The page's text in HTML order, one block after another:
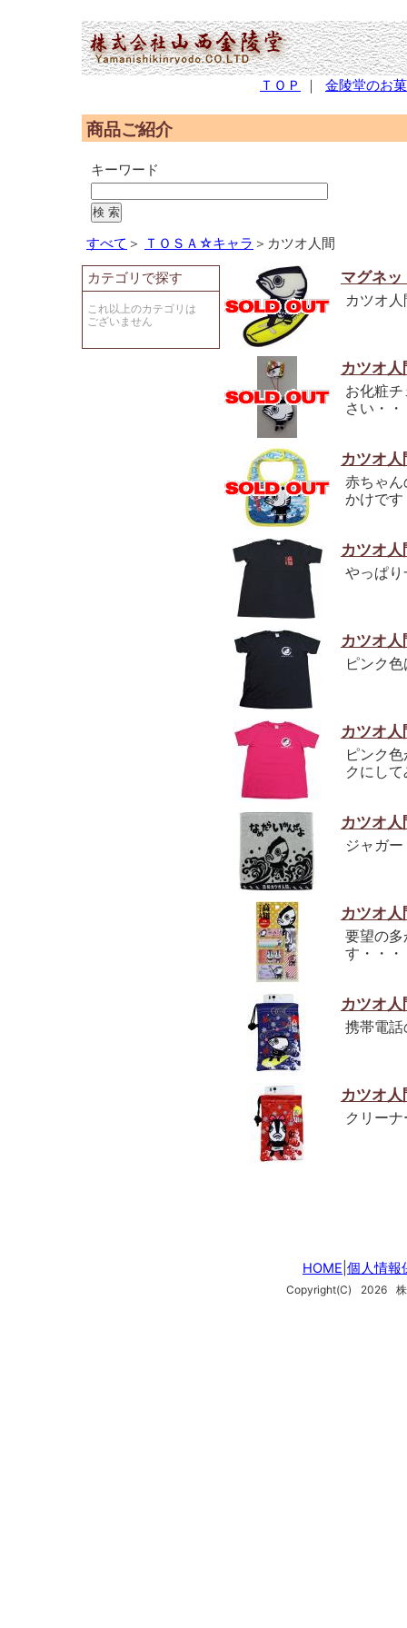
ＴＯＰ ｜ 金陵堂のお
商品ご紹介
キーワード
すべて ＞ ＴＯＳＡ☆キャラ ＞カツオ人間
カテゴリで探す
これ以上のカテゴリは
ございません
マグネ
カツオ
カツオ
お化粧
さい・・
カツオ
赤ちゃ
かけです
カツオ
やっぱ
カツオ
ピンク
カツオ
ピンク
クにし
カツオ
ジャガ
カツオ
要望の
す・・・
カツオ
携帯電
カツオ
クリー
HOME 個人情報
Copyright(C) 2026